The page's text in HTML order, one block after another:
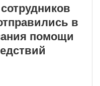
в
помощи